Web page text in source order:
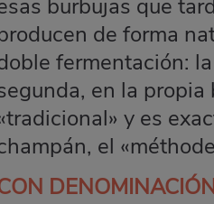
burbujas que
de forma
fermentación:
en la
y es
el